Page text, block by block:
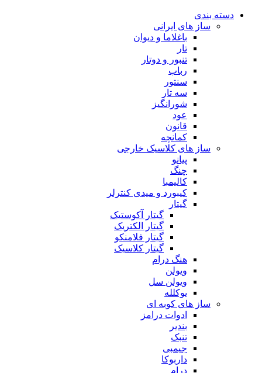
دسته بندی
ساز های ایرانی
باغلاما و دیوان
تار
تنبور و دوتار
رباب
سنتور
سه تار
شورانگیز
عود
قانون
کمانچه
ساز های کلاسیک خارجی
پیانو
چنگ
کالیمبا
کیبورد و میدی کنترلر
گیتار
گیتار آکوستیک
گیتار الکتریک
گیتار فلامنکو
گیتار کلاسیک
هنگ درام
ویولن
ویولن سل
یوکلله
ساز های کوبه ای
ادوات درامز
بندیر
تنبک
جیمبی
داربوکا
درام